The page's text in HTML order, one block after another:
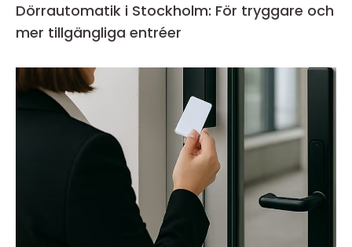
Dörrautomatik i Stockholm: För tryggare och
mer tillgängliga entréer